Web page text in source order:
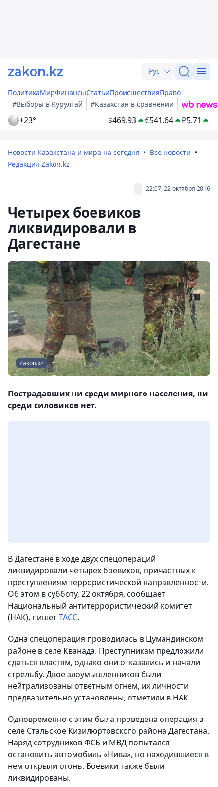
Рус
ПолитикаМирФинансыСтатьиПроисшествияПраво
#Выборы в Курултай
#Казахстан в сравнении
+23° $469.93 €541.64 ₽5.71
Новости Казахстана и мира на сегодня
Все новости
Редакция Zakon.kz
22:07, 22 октября 2016
Четырех боевиков
ликвидировали в
Дагестане
Zakon.kz
Пострадавших ни среди мирного населения, ни
среди силовиков нет.
В Дагестане в ходе двух спецопераций
ликвидировали четырех боевиков, причастных к
преступлениям террористической направленности.
Об этом в субботу, 22 октября, сообщает
Национальный антитеррористический комитет
(НАК), пишетТАСС.
Одна спецоперация проводилась в Цумандинском
районе в селе Кванада. Преступникам предложили
сдаться властям, однако они отказались и начали
стрельбу. Двое злоумышленников были
нейтрализованы ответным огнем, их личности
предварительно установлены, отметили в НАК.
Одновременно с этим была проведена операция в
селе Стальское Кизилюртовского района Дагестана.
Наряд сотрудников ФСБ и МВД попытался
остановить автомобиль «Нива», но находившиеся в
нем открыли огонь. Боевики также были
ликвидированы.